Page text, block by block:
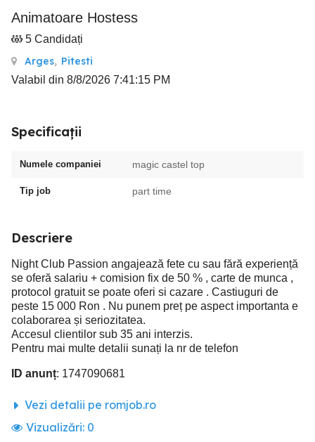
Animatoare Hostess
5 Candidați
Arges, Pitesti
Valabil din 8/8/2026 7:41:15 PM
Specificații
Numele companiei magic castel top
Tip job part time
Descriere
Night Club Passion angajează fete cu sau fără experiență
se oferă salariu + comision fix de 50 % , carte de munca ,
protocol gratuit se poate oferi si cazare . Castiuguri de
peste 15 000 Ron . Nu punem preț pe aspect importanta e
colaborarea și seriozitatea.
Accesul clientilor sub 35 ani interzis.
Pentru mai multe detalii sunați la nr de telefon
ID anunț: 1747090681
Vezi detalii pe romjob.ro
Vizualizări: 0